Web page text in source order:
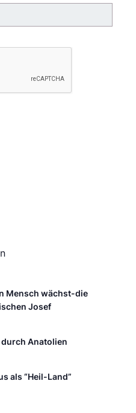
Mensch wächst-die
Josef
Anatolien
als “Heil-Land”